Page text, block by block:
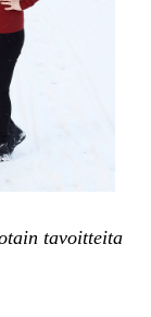
tavoitteita